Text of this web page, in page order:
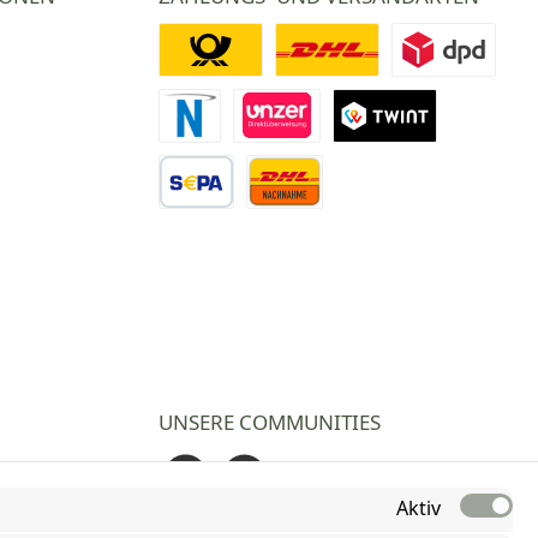
Novalnet ZahlungDirektüberweisung
Deutsche PostDHL DPD
UNSERE COMMUNITIES
Aktiv